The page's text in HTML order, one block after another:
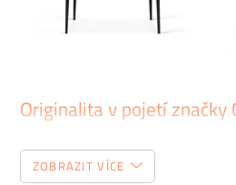
Originalita v pojetí značky
CRASSEVIG představuje netradiční
ZOBRAZIT VÍCE